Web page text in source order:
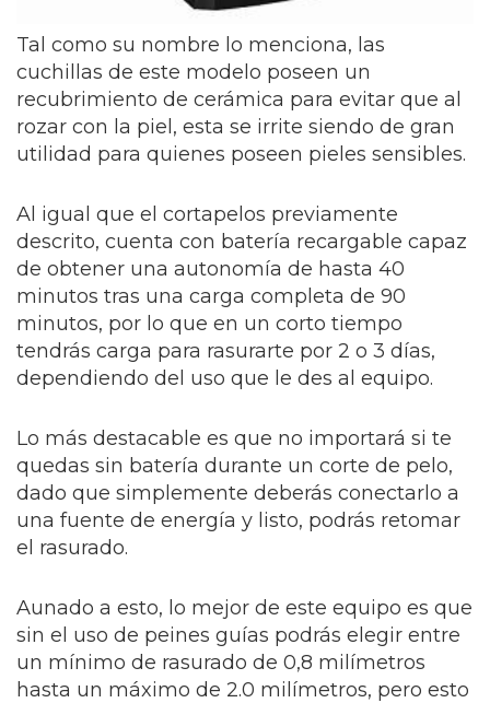
Tal como su nombre lo menciona, las
cuchillas de este modelo poseen un
recubrimiento de cerámica para evitar que al
rozar con la piel, esta se irrite siendo de gran
utilidad para quienes poseen pieles sensibles.
Al igual que el cortapelos previamente
descrito, cuenta con batería recargable capaz
de obtener una autonomía de hasta 40
minutos tras una carga completa de 90
minutos, por lo que en un corto tiempo
tendrás carga para rasurarte por 2 o 3 días,
dependiendo del uso que le des al equipo.
Lo más destacable es que no importará si te
quedas sin batería durante un corte de pelo,
dado que simplemente deberás conectarlo a
una fuente de energía y listo, podrás retomar
el rasurado.
Aunado a esto, lo mejor de este equipo es que
sin el uso de peines guías podrás elegir entre
un mínimo de rasurado de 0,8 milímetros
hasta un máximo de 2.0 milímetros, pero esto